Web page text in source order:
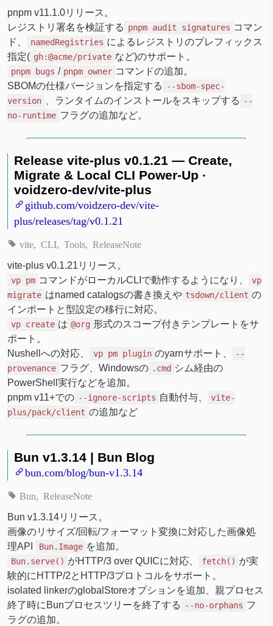
pnpm v11.1.0リリース。
レジストリ署名を検証する pnpm audit signatures コマン
ド、
namedRegistries によるレジストリのプレフィックス
指定( gh:@acme/private など)のサポート。
pnpm bugs / pnpm owner コマンドの追加。
SBOMの仕様バージョンを指定する
--sbom-spec-
version
、ランタイムのインストールをスキップする --
no-runtime フラグの追加など。
Release vite-plus v0.1.21 — Create,
Migrate & Local CLI Power-Up ·
voidzero-dev/vite-plus
github.com/voidzero-dev/vite-
plus/releases/tag/v0.1.21
vite CLI Tools ReleaseNote
vite-plus v0.1.21リリース。
vp pm コマンドがローカルCLIで動作するようになり、
vp
migrate はnamed catalogsの書き換えや tsdown/client の
インポートと型設定の移行に対応。
vp create は @org 形式のスコープ付きテンプレートをサ
ポート。
Nushellへの対応、
vp pm plugin のyarnサポート、
--
provenance フラグ、Windowsの .cmd シム経由の
PowerShell実行などを追加。
pnpm v11+での --ignore-scripts 自動付与、
vite-
plus/pack/client の追加など
Bun v1.3.14 | Bun Blog
bun.com/blog/bun-v1.3.14
Bun ReleaseNote
Bun v1.3.14リリース。
画像のリサイズ/回転/フォーマット変換に対応した画像処
理API
Bun.Image を追加。
Bun.serve() がHTTP/3 over QUICに対応、 fetch() が実
験的にHTTP/2とHTTP/3プロトコルをサポート。
isolated linkerのglobalStoreオプションを追加、親プロセス
終了時にBunプロセスツリーを終了する
--no-orphans フ
ラグの追加。